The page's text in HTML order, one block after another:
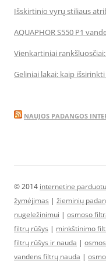
Išskirtinio vyrų stiliaus
AQUAPHOR S550 P1
Vienkartiniai
Geliniai lakai: kaip
NAUJOS PADANGOS
© 2014 internetine
žymėjimas | žieminių
nugeležinimui | osmoso
filtrų rūšys | minkštinimo
filtrų rūšys ir nauda |
vandens filtrų nauda |